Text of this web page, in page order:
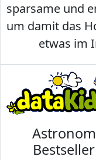
sparsame und
um damit das
etwas im